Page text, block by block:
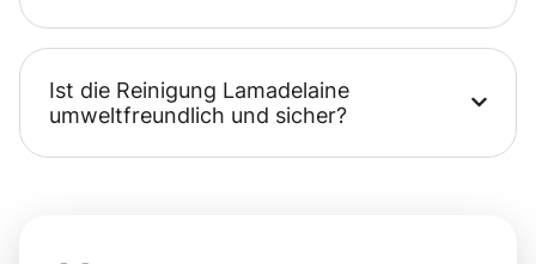
Ist die Reinigung Lamadelaine
umweltfreundlich und sicher?